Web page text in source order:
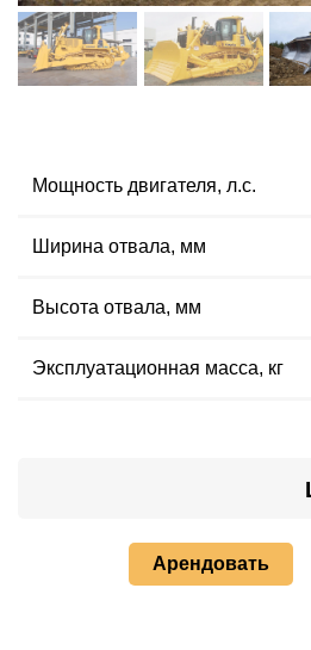
Мощность двигателя, л.с.
Ширина отвала, мм
Высота отвала, мм
Эксплуатационная масса, кг
Арендовать